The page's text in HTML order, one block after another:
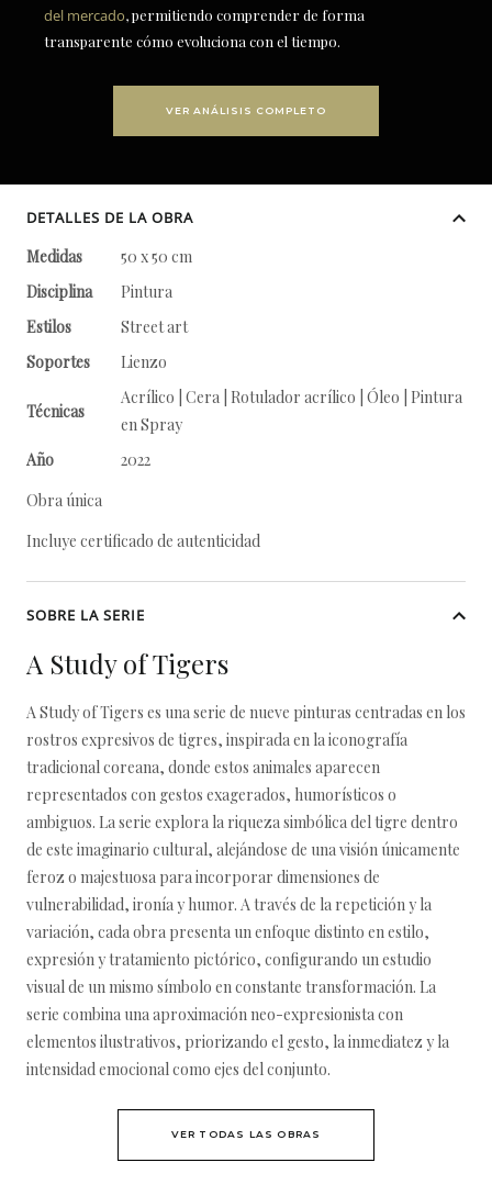
del mercado, permitiendo comprender de forma
transparente cómo evoluciona con el tiempo.
VER ANÁLISIS COMPLETO
DETALLES DE LA OBRA
Medidas
50 x 50 cm
Disciplina
Pintura
Estilos
Street art
Soportes
Lienzo
Técnicas
Acrílico | Cera | Rotulador acrílico | Óleo | Pintura
en Spray
Año
2022
Obra única
Incluye certificado de autenticidad
SOBRE LA SERIE
A Study of Tigers
A Study of Tigers es una serie de nueve pinturas centradas en los
rostros expresivos de tigres, inspirada en la iconografía
tradicional coreana, donde estos animales aparecen
representados con gestos exagerados, humorísticos o
ambiguos. La serie explora la riqueza simbólica del tigre dentro
de este imaginario cultural, alejándose de una visión únicamente
feroz o majestuosa para incorporar dimensiones de
vulnerabilidad, ironía y humor. A través de la repetición y la
variación, cada obra presenta un enfoque distinto en estilo,
expresión y tratamiento pictórico, configurando un estudio
visual de un mismo símbolo en constante transformación. La
serie combina una aproximación neo-expresionista con
elementos ilustrativos, priorizando el gesto, la inmediatez y la
intensidad emocional como ejes del conjunto.
VER TODAS LAS OBRAS